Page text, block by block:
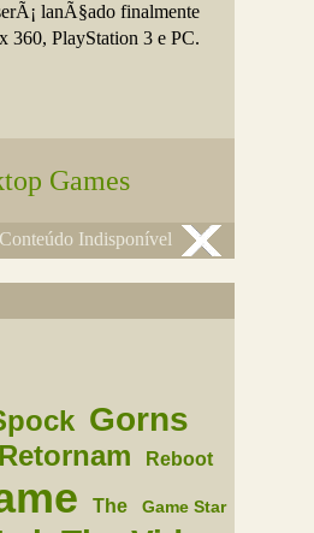
lanÃ§ado finalmente
360, PlayStation 3 e PC.
Games
Conteúdo Indisponível
Gorns
Retornam Reboot
The Game Star